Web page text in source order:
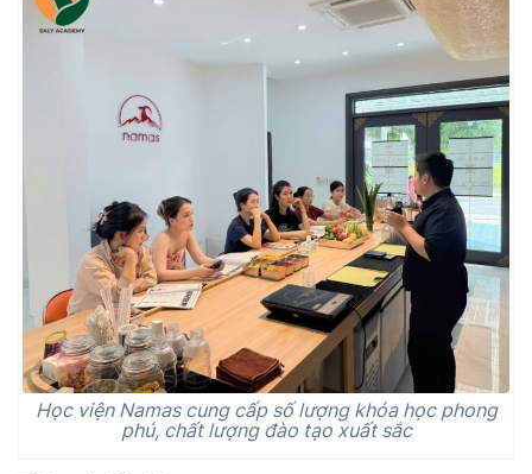
Học viện Namas cung cấp số lượng khóa học phong
phú, chất lượng đào tạo xuất sắc